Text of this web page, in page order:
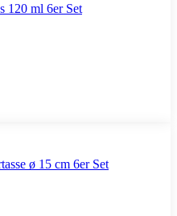
120 ml 6er Set
ø 15 cm 6er Set